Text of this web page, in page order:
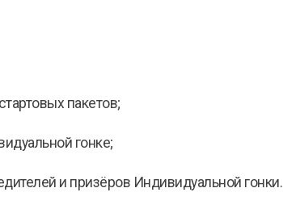
пакетов;
гонке;
и призёров Индивидуальной гонки.